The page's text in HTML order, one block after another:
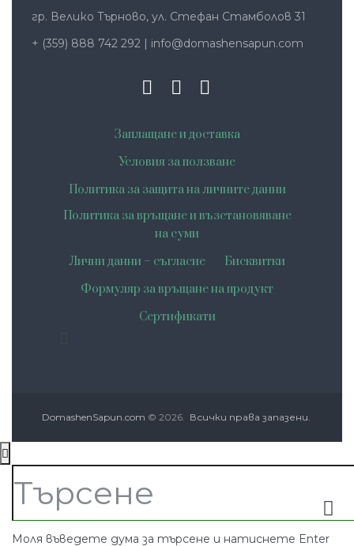
гр. Велико Търново, ул. Стефан Стамболов 31
+ (359) 888 742 292 | info@domashensapun.com
Заплащане и доставка
Условия за ползване
Политика за защита на личните данни
Политика за връщане и възстановяване
на суми
Лични данни – съгласие
Бисквитки
Формуляр за връщане на продукт
Сертификати
DomashenSapun.com © 2026. Всички права запазени.
Моля въведете дума за търсене и натиснете Enter